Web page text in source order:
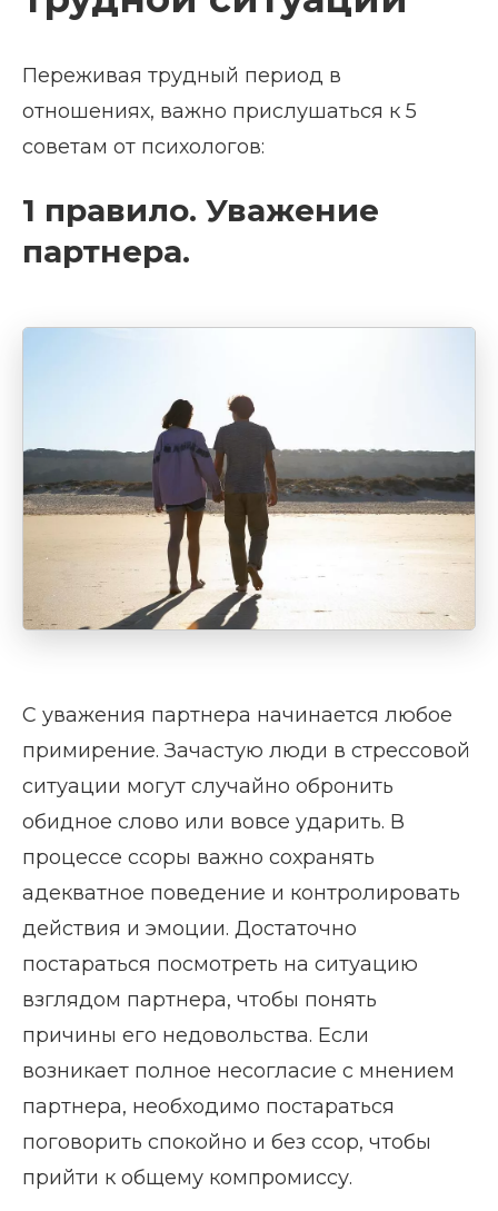
Переживая трудный период в
отношениях, важно прислушаться к 5
советам от психологов:
1 правило. Уважение
партнера.
С уважения партнера начинается любое
примирение. Зачастую люди в стрессовой
ситуации могут случайно обронить
обидное слово или вовсе ударить. В
процессе ссоры важно сохранять
адекватное поведение и контролировать
действия и эмоции. Достаточно
постараться посмотреть на ситуацию
взглядом партнера, чтобы понять
причины его недовольства. Если
возникает полное несогласие с мнением
партнера, необходимо постараться
поговорить спокойно и без ссор, чтобы
прийти к общему компромиссу.